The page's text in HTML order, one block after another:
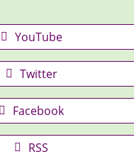
YouTube
Twitter
Facebook
RSS